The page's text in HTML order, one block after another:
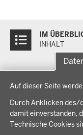
Auf dieser Seite
Durch Anklicken des/
damit einverstanden,
Technische Cookies
Inhalte
IM
INHALT
Menü
der
Fußzeile
THEMEN
Bauen, Planen und
Bildung, Schule und
IM FOKUS
Energiewende AG